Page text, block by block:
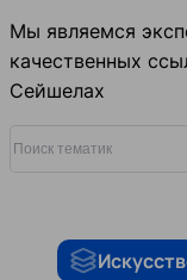
Мы являемся
качественных
Сейшелах